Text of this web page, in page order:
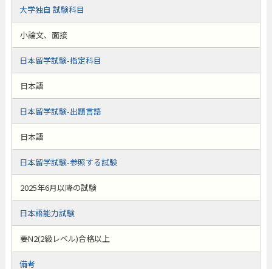
大学独自 試験科目
小論文、面接
日本留学試験-指定科目
日本語
日本留学試験-出題言語
日本語
日本留学試験-参照する試験
2025年6月以降の試験
日本語能力試験
要N2(2級レベル)合格以上
備考